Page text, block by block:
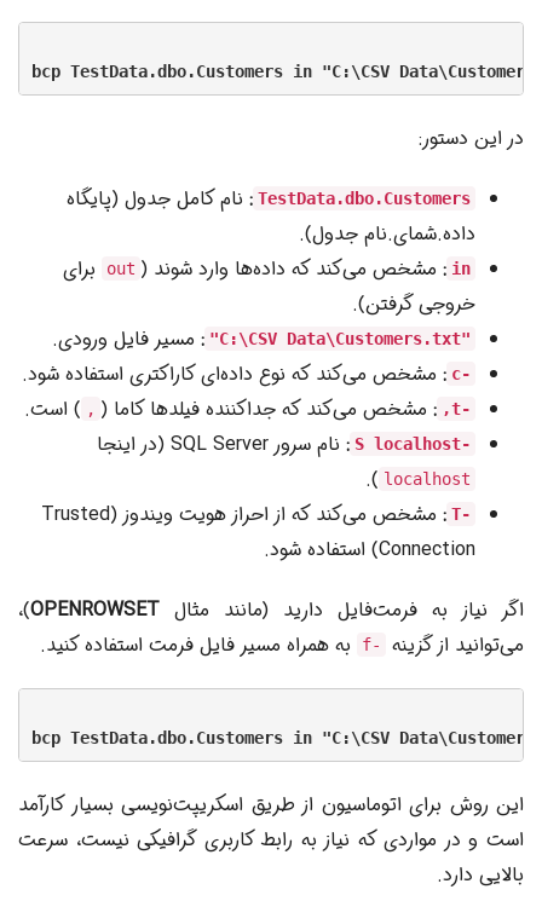
در این دستور:
TestData.dbo.Customers
: نام کامل جدول (پایگاه
داده.شمای.نام جدول).
in
: مشخص می‌کند که داده‌ها وارد شوند ( out
برای
خروجی گرفتن).
"C:\CSV Data\Customers.txt"
: مسیر فایل ورودی.
-c
: مشخص می‌کند که نوع داده‌ای کاراکتری استفاده شود.
-t,
: مشخص می‌کند که جداکننده فیلدها کاما ( , ) است.
-S localhost
: نام سرور SQL Server (در اینجا
localhost
).
-T
:
مشخص می‌کند که از احراز هویت ویندوز (Trusted
Connection) استفاده شود.
اگر نیاز به فرمت‌فایل دارید (مانند مثال OPENROWSET)،
می‌توانید از گزینه
-f به همراه مسیر فایل فرمت استفاده کنید.
این روش برای اتوماسیون از طریق اسکریپت‌نویسی بسیار کارآمد
است و در مواردی که نیاز به رابط کاربری گرافیکی نیست، سرعت
بالایی دارد.